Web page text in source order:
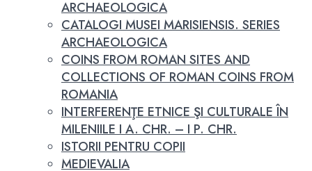
ARCHAEOLOGICA
CATALOGI MUSEI MARISIENSIS. SERIES
ARCHAEOLOGICA
COINS FROM ROMAN SITES AND
COLLECTIONS OF ROMAN COINS FROM
ROMANIA
INTERFERENŢE ETNICE ŞI CULTURALE ÎN
MILENIILE I A. CHR. – I P. CHR.
ISTORII PENTRU COPII
MEDIEVALIA